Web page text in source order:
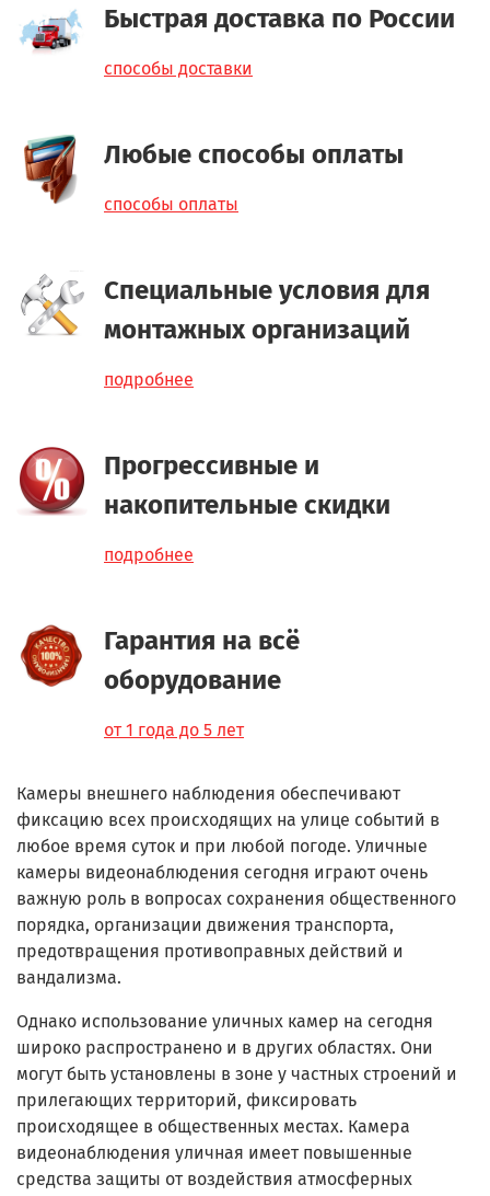
Быстрая доставка по России
способы доставки
Любые способы оплаты
способы оплаты
Специальные условия для
монтажных организаций
подробнее
Прогрессивные и
накопительные скидки
подробнее
Гарантия на всё
оборудование
от 1 года до 5 лет
Камеры внешнего наблюдения обеспечивают
фиксацию всех происходящих на улице событий в
любое время суток и при любой погоде. Уличные
камеры видеонаблюдения сегодня играют очень
важную роль в вопросах сохранения общественного
порядка, организации движения транспорта,
предотвращения противоправных действий и
вандализма.
Однако использование уличных камер на сегодня
широко распространено и в других областях. Они
могут быть установлены в зоне у частных строений и
прилегающих территорий, фиксировать
происходящее в общественных местах. Камера
видеонаблюдения уличная имеет повышенные
средства защиты от воздействия атмосферных